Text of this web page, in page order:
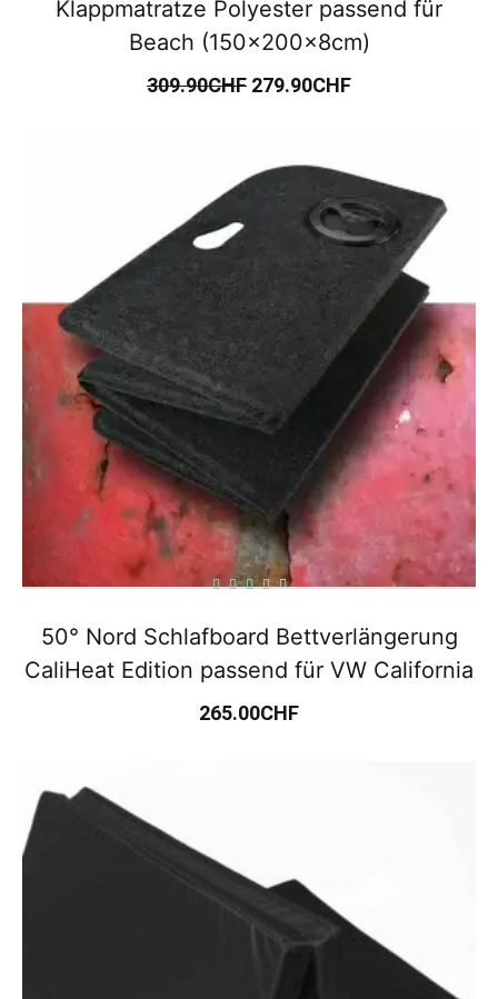
Klappmatratze Polyester passend für
Beach (150x200x8cm)
309.90CHF 279.90CHF
50° Nord Schlafboard Bettverlängerung
CaliHeat Edition passend für VW California
265.00CHF